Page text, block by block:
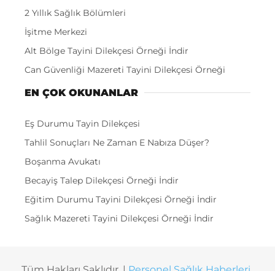
2 Yıllık Sağlık Bölümleri
İşitme Merkezi
Alt Bölge Tayini Dilekçesi Örneği İndir
Can Güvenliği Mazereti Tayini Dilekçesi Örneği
EN ÇOK OKUNANLAR
Eş Durumu Tayin Dilekçesi
Tahlil Sonuçları Ne Zaman E Nabıza Düşer?
Boşanma Avukatı
Becayiş Talep Dilekçesi Örneği İndir
Eğitim Durumu Tayini Dilekçesi Örneği İndir
Sağlık Mazereti Tayini Dilekçesi Örneği İndir